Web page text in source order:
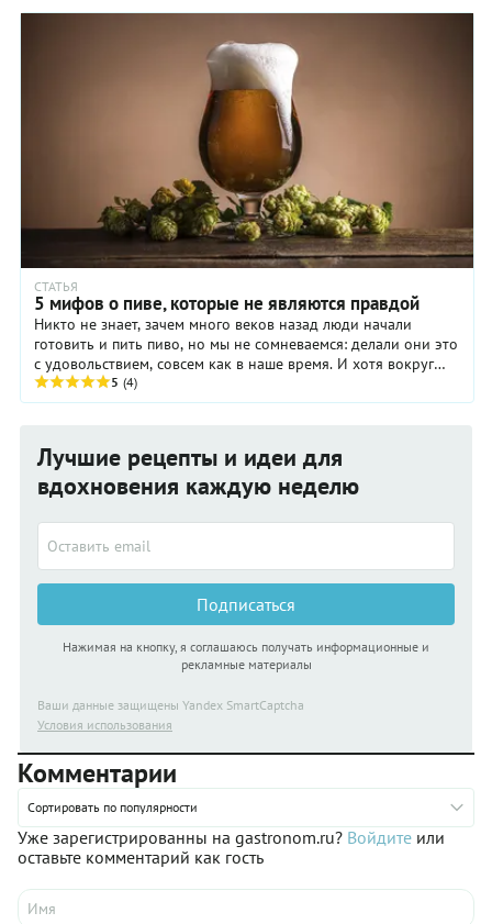
СТАТЬЯ
5 мифов о пиве, которые не являются правдой
Никто не знает, зачем много веков назад люди начали
готовить и пить пиво, но мы не сомневаемся: делали они это
с удовольствием, совсем как в наше время. И хотя вокруг
пенного напитка не утихают споры, истинные любители пива
знают: все «страшилки» о нем не более чем живучие
5 (4)
Лучшие рецепты и идеи для
вдохновения каждую неделю
Подписаться
Нажимая на кнопку, я соглашаюсь получать информационные и
рекламные материалы
Ваши данные защищены Yandex SmartCaptcha
Условия использования
Комментарии
Сортировать по популярности
Уже зарегистрированны на gastronom.ru? Войдите или
оставьте комментарий как гость